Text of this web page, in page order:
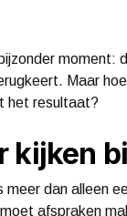
moment:
Maar
het resultaat?
kijken
meer dan alleen
afspraken